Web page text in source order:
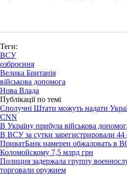
Теги:
ВСУ
озброєння
Велика Британія
військова допомога
Нова Влада
Публікації по темі
Сполучні Штати можуть надати
CNN
В Україну прибула військова
В ВСУ за сутки зарегистрировали 44
ПриватБанк намерен обжаловать в
Коломойскому 7,5 млрд грн
Полиция задержала группу
торговали оружием